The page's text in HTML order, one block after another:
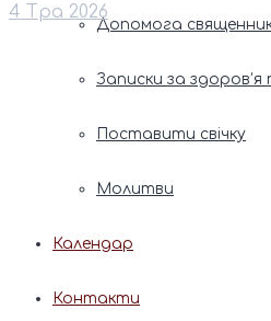
Допомога
Записки за здоров’я
Поставити свічку
Молитви
Календар
Контакти
4 Тра 2026